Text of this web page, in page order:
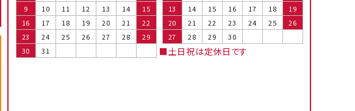
9
10 11 12 13 14
15
16
17 18 19 20 21
22
23
24 25 26 27 28
29
30
31
13
14 15 16 17 18
19
20
21 22 23 24 25
26
27
28 29 30
■土日祝は定休日です